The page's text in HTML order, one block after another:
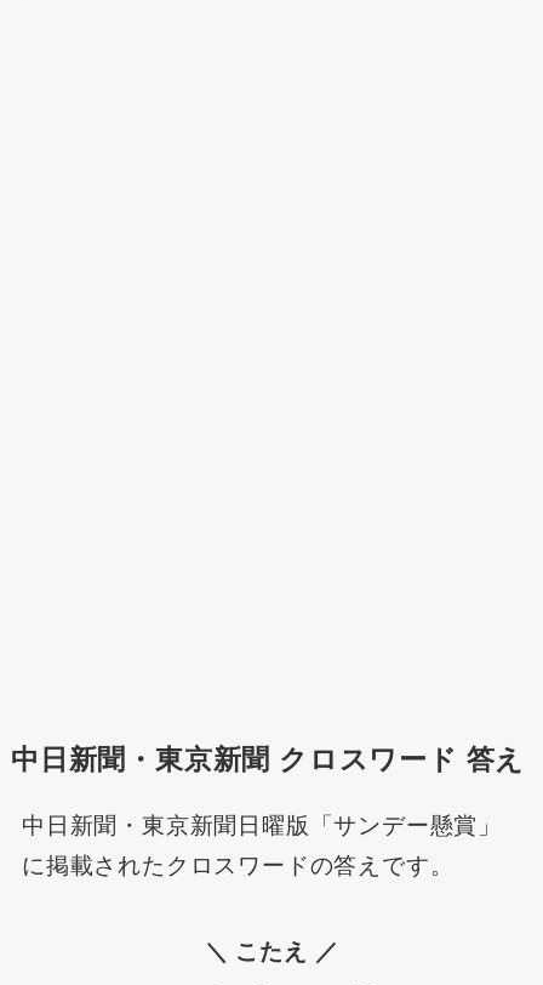
中日新聞・東京新聞 クロスワード 答え
中日新聞・東京新聞日曜版「サンデー懸賞」
に掲載されたクロスワードの答えです。
＼ こたえ ／